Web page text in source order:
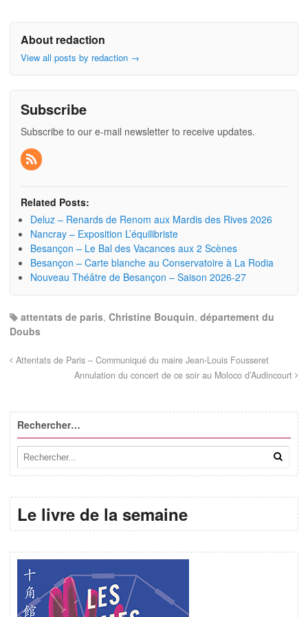
About redaction
View all posts by redaction →
Subscribe
Subscribe to our e-mail newsletter to receive updates.
Related Posts:
Deluz – Renards de Renom aux Mardis des Rives 2026
Nancray – Exposition L’équilibriste
Besançon – Le Bal des Vacances aux 2 Scènes
Besançon – Carte blanche au Conservatoire à La Rodia
Nouveau Théâtre de Besançon – Saison 2026-27
attentats de paris, Christine Bouquin, département du
Doubs
Attentats de Paris – Communiqué du maire Jean-Louis Fousseret
Annulation du concert de ce soir au Moloco d’Audincourt
Rechercher…
Le livre de la semaine